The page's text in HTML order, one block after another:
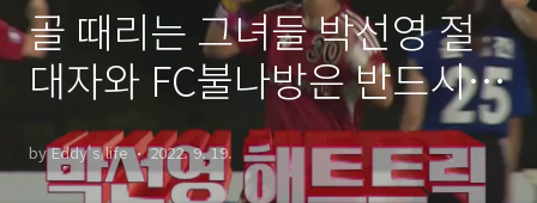
골 때리는 그녀들 박선영 절
대자와 FC불나방은 반드시
슈퍼리그로 돌아온다
by Eddy's life 2022. 9. 19.